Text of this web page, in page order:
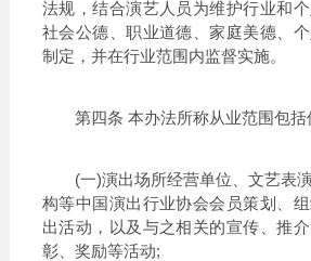
法规，结合演艺人员为维护行业和
社会公德、职业道德、家庭美德、
制定，并在行业范围内监督实施。
第四条 本办法所称从业范围包括
(一)演出场所经营单位、文艺表演
构等中国演出行业协会会员策划、
出活动，以及与之相关的宣传、推
彰、奖励等活动;